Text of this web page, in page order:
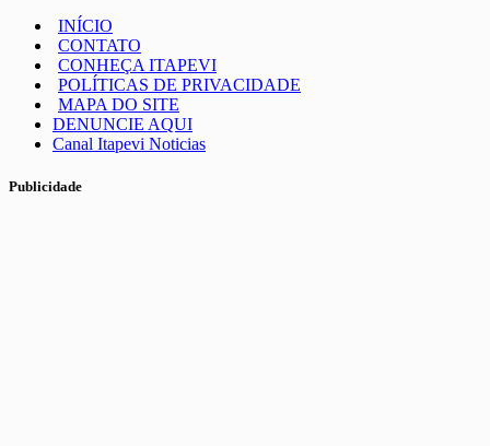
INÍCIO
CONTATO
CONHEÇA ITAPEVI
POLÍTICAS DE PRIVACIDADE
MAPA DO SITE
DENUNCIE AQUI
Canal Itapevi Noticias
Publicidade